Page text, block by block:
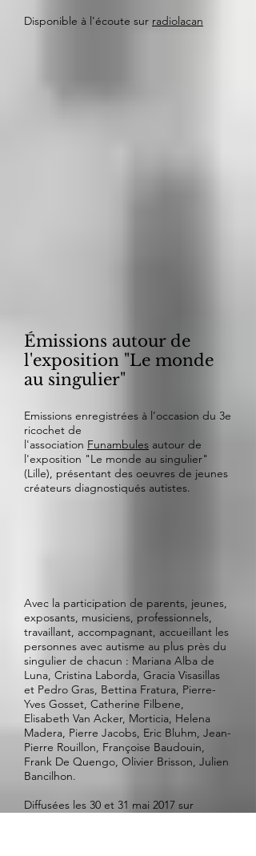
Disponible à l'écoute sur radiolacan
Émissions autour de
l'exposition "Le monde
au singulier"
Emissions enregistrées à l’occasion du 3e
ricochet de
l'association Funambules autour de
l'exposition "Le monde au singulier"
(Lille), présentant des oeuvres de jeunes
créateurs diagnostiqués autistes.
Avec la participation de parents, jeunes,
exposants, musiciens, professionnels,
travaillant, accompagnant, accueillant les
personnes avec autisme au plus près du
singulier de chacun : Mariana Alba de
Luna, Cristina Laborda, Gracia Visasillas
et Pedro Gras, Bettina Fratura, Pierre-
Yves Gosset, Catherine Filbene,
Elisabeth Van Acker, Morticia, Helena
Madera, Pierre Jacobs, Eric Bluhm, Jean-
Pierre Rouillon, Françoise Baudouin,
Frank De Quengo, Olivier Brisson, Julien
Bancilhon.
Diffusées les 30 et 31 mai 2017 sur